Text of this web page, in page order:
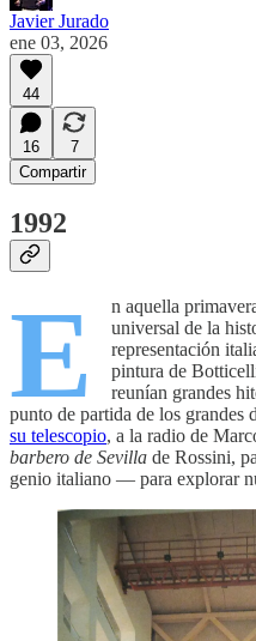
Javier Jurado
ene 03, 2026
44
16
7
Compartir
1992
E
n aquella
universal de la
representación
pintura de
reunían grandes
punto de partida de los grandes
su telescopio, a la radio de
barbero de Sevilla de Rossini,
genio italiano — para explorar